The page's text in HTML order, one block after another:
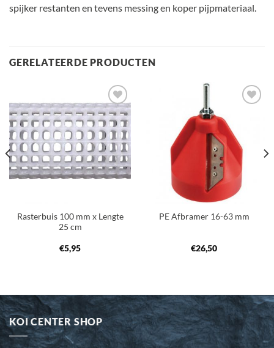
spijker restanten en tevens messing en koper pijpmateriaal.
GERELATEERDE PRODUCTEN
Toevoegen
aan
verlanglijst
Rasterbuis 100 mm x Lengte
25 cm
€5,95
verlanglijst
PE Afbramer 16-63 mm
€26,50
KOI CENTER SHOP